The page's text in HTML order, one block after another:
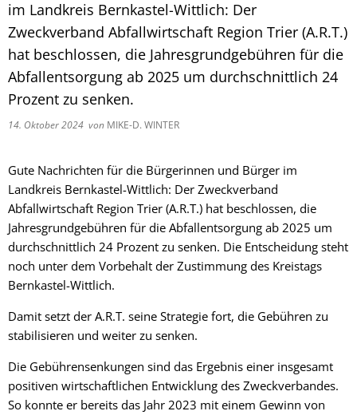
Bachelor of Arts
Praktikum
Vergaben
Öffentliche Bekanntmachungen
Bankverbindungen
Kreishaus & Fritz von Wille
E-Rechnungen
Kommunalwahl 2024
LEADER
Über uns
Orange
Wohnen im
Kulturpreis des Landkreises
im Landkreis Bernkastel-Wittlich: Der
Zweckverband Abfallwirtschaft Region Trier (A.R.T.)
hat beschlossen, die Jahresgrundgebühren für die
Abfallentsorgung ab 2025 um durchschnittlich 24
Prozent zu senken.
14. Oktober 2024 von MIKE-D. WINTER
Gute Nachrichten für die Bürgerinnen und Bürger im
Landkreis Bernkastel-Wittlich: Der Zweckverband
Abfallwirtschaft Region Trier (A.R.T.) hat beschlossen, die
Jahresgrundgebühren für die Abfallentsorgung ab 2025 um
durchschnittlich 24 Prozent zu senken. Die Entscheidung steht
noch unter dem Vorbehalt der Zustimmung des Kreistags
Bernkastel-Wittlich.
Damit setzt der A.R.T. seine Strategie fort, die Gebühren zu
stabilisieren und weiter zu senken.
Die Gebührensenkungen sind das Ergebnis einer insgesamt
positiven wirtschaftlichen Entwicklung des Zweckverbandes.
So konnte er bereits das Jahr 2023 mit einem Gewinn von